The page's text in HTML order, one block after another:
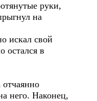
руки,
на
искал свой
остался в
него. Наконец,